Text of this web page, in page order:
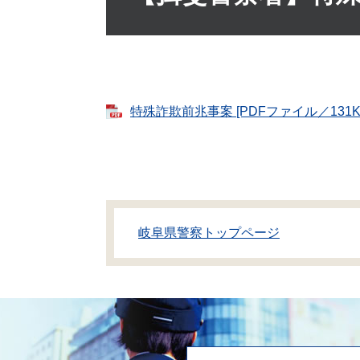
特殊詐欺前兆事案 [PDFファイル／
岐阜県警察トップページ